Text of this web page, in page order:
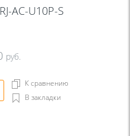
AC-U10P-S
руб.
К сравнению
В закладки